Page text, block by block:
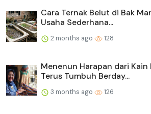
Cara Ternak Belut di Bak
Usaha Sederhana...
2 months ago 128
Menenun Harapan dari Kain
Terus Tumbuh Berday...
3 months ago 126